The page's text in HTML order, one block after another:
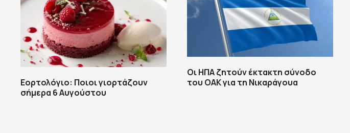
Εορτολόγιο: Ποιοι γιορτάζουν
σήμερα 6 Αυγούστου
Οι ΗΠΑ ζητούν έκτακτη σύνοδο
του ΟΑΚ για τη Νικαράγουα